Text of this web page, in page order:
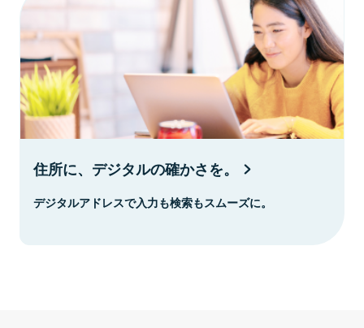
住所に、デジタルの確かさを。
デジタルアドレスで入力も検索もスムーズに。